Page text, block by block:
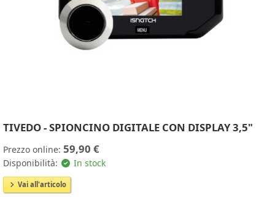
TIVEDO - SPIONCINO DIGITALE CON DISPLAY 3,5"
Prezzo online: 59,90 €
Disponibilità: In stock
Vai all'articolo